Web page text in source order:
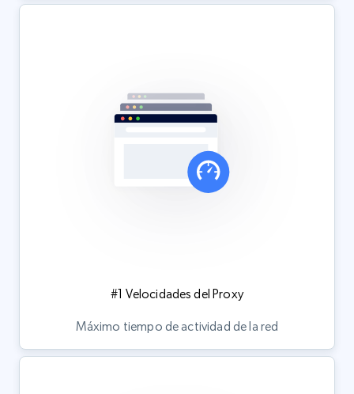
#1 Velocidades del Proxy
Máximo tiempo de actividad de la red